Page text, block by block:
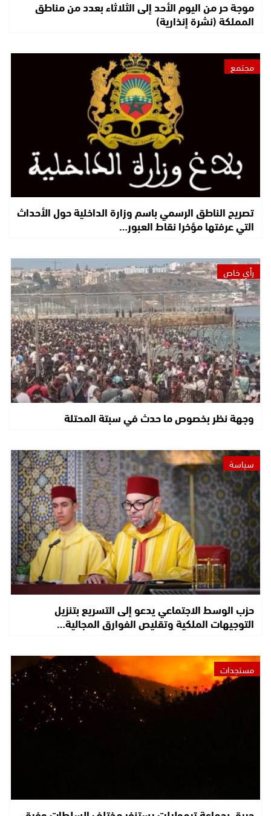
موجة حر من اليوم الأحد إلى الثلاثاء بعدد من مناطق
المملكة (نشرة إنذارية)
مجتمع
تصريح الناطق الرسمي باسم وزارة الداخلية حول الأحداث
التي عرفتها مؤخرا نقاط العبور…
رأي خاص
وجهة نظر بخصوص ما حدث في سبتة المحتلة
سياسة
حزب الوسط الاجتماعي يدعو إلى التسريع بتنزيل
التوجيهات الملكية وتقليص الفوارق المجالية…
مستجدات